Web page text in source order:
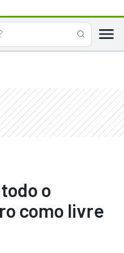
o
como livre